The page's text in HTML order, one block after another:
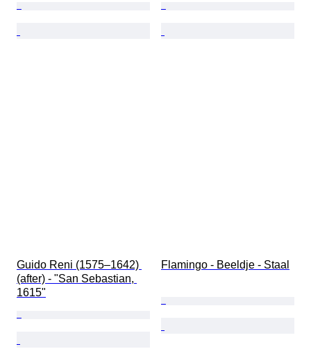
Guido Reni (1575–1642)
(after) - "San Sebastian,
1615"
Flamingo - Beeldje - Staal